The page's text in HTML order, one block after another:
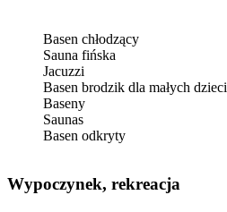
Basen chłodzący
Sauna fińska
Jacuzzi
Basen brodzik dla małych dzieci
Baseny
Saunas
Basen odkryty
Wypoczynek, rekreacja